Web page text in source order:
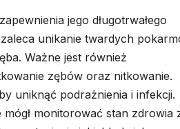
jego długotrwałego
unikanie twardych
Ważne jest również
zębów oraz nitkowanie.
uniknąć podrażnienia i infekcji.
monitorować stan zdrowia